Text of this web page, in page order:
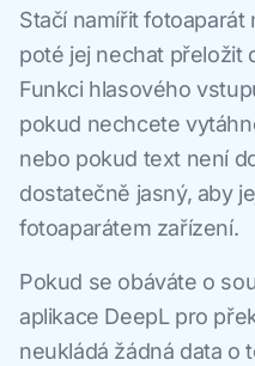
Stačí namířit fotoaparát
poté jej nechat přeložit
Funkci hlasového
pokud nechcete
nebo pokud text není
dostatečně jasný, aby
fotoaparátem zařízení.
Pokud se obáváte o
aplikace DeepL pro
neukládá žádná data o